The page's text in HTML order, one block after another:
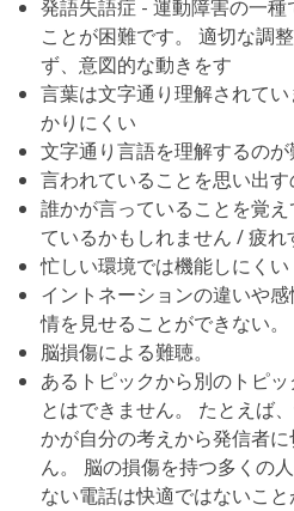
発語失語症 - 運動障害の一
ことが困難です。
適切な調
ず、意図的な動きをす
言葉は文字通り理解されてい
かりにくい
文字通り言語を理解するのが
言われていることを思い出
誰かが言っていることを覚
ているかもしれません /疲れ
忙しい環境では機能しにくい
イントネーションの違いや
情を見せることができない。
脳損傷による難聴。
あるトピックから別のトピ
とはできません。 たとえば
かが自分の考えから発信者
ん。 脳の損傷を持つ多くの
ない電話は快適ではないこと